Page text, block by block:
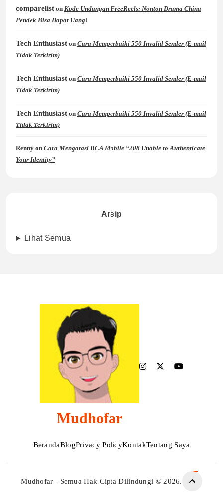
comparelist on Kode Undangan FreeReels: Nonton Drama China
Pendek Bisa Dapat Uang!
Tech Enthusiast on Cara Memperbaiki 550 Invalid Sender (E-mail
Tidak Terkirim)
Tech Enthusiast on Cara Memperbaiki 550 Invalid Sender (E-mail
Tidak Terkirim)
Tech Enthusiast on Cara Memperbaiki 550 Invalid Sender (E-mail
Tidak Terkirim)
Renny on Cara Mengatasi BCA Mobile “208 Unable to Authenticate
Your Identity”
Arsip
Lihat Semua
Mudhofar
BerandaBlogPrivacy PolicyKontakTentang Saya
Mudhofar - Semua Hak Cipta Dilindungi © 2026.